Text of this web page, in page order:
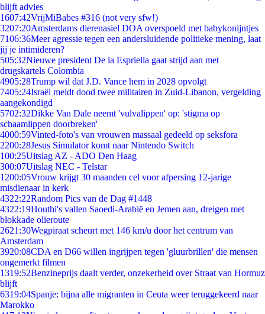
blijft advies
1607:42VrijMiBabes #316 (not very sfw!)
3207:20Amsterdams dierenasiel DOA overspoeld met babykonijntjes
7106:36Meer agressie tegen een andersluidende politieke mening, laat
jij je intimideren?
505:32Nieuwe president De la Espriella gaat strijd aan met
drugskartels Colombia
4905:28Trump wil dat J.D. Vance hem in 2028 opvolgt
7405:24Israël meldt dood twee militairen in Zuid-Libanon, vergelding
aangekondigd
5702:32Dikke Van Dale neemt 'vulvalippen' op: 'stigma op
schaamlippen doorbreken'
4000:59Vinted-foto's van vrouwen massaal gedeeld op seksfora
2200:28Jesus Simulator komt naar Nintendo Switch
100:25Uitslag AZ - ADO Den Haag
300:07Uitslag NEC - Telstar
1200:05Vrouw krijgt 30 maanden cel voor afpersing 12-jarige
misdienaar in kerk
4322:22Random Pics van de Dag #1448
4322:19Houthi's vallen Saoedi-Arabië en Jemen aan, dreigen met
blokkade olieroute
2621:30Wegpiraat scheurt met 146 km/u door het centrum van
Amsterdam
3920:08CDA en D66 willen ingrijpen tegen 'gluurbrillen' die mensen
ongemerkt filmen
1319:52Benzineprijs daalt verder, onzekerheid over Straat van Hormuz
blijft
6319:04Spanje: bijna alle migranten in Ceuta weer teruggekeerd naar
Marokko